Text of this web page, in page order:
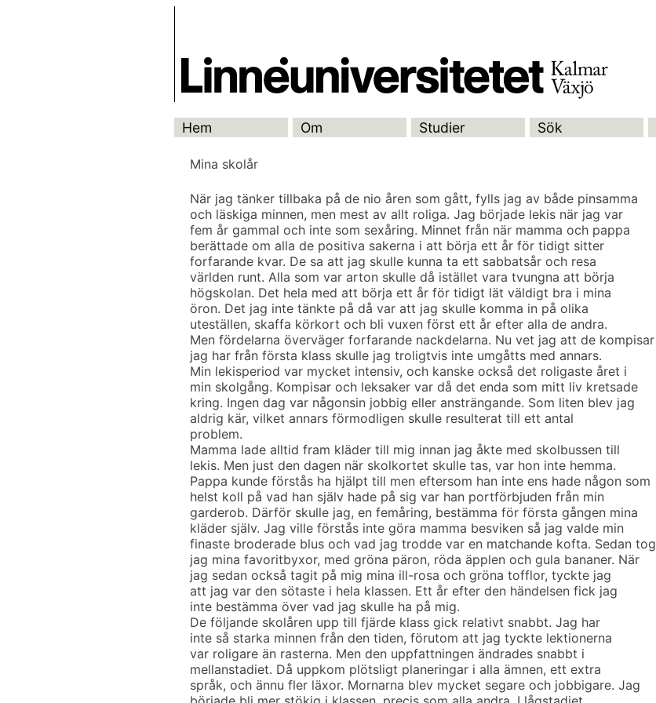
Hem Om Studier Sök
Mina skolår
När jag tänker tillbaka på de nio åren som gått, fylls jag av både pinsamma
och läskiga minnen, men mest av allt roliga. Jag började lekis när jag var
fem år gammal och inte som sexåring. Minnet från när mamma och pappa
berättade om alla de positiva sakerna i att börja ett år för tidigt sitter
forfarande kvar. De sa att jag skulle kunna ta ett sabbatsår och resa
världen runt. Alla som var arton skulle då istället vara tvungna att börja
högskolan. Det hela med att börja ett år för tidigt lät väldigt bra i mina
öron. Det jag inte tänkte på då var att jag skulle komma in på olika
uteställen, skaffa körkort och bli vuxen först ett år efter alla de andra.
Men fördelarna överväger forfarande nackdelarna. Nu vet jag att de kompisar
jag har från första klass skulle jag troligtvis inte umgåtts med annars.
Min lekisperiod var mycket intensiv, och kanske också det roligaste året i
min skolgång. Kompisar och leksaker var då det enda som mitt liv kretsade
kring. Ingen dag var någonsin jobbig eller ansträngande. Som liten blev jag
aldrig kär, vilket annars förmodligen skulle resulterat till ett antal
problem.
Mamma lade alltid fram kläder till mig innan jag åkte med skolbussen till
lekis. Men just den dagen när skolkortet skulle tas, var hon inte hemma.
Pappa kunde förstås ha hjälpt till men eftersom han inte ens hade någon som
helst koll på vad han själv hade på sig var han portförbjuden från min
garderob. Därför skulle jag, en femåring, bestämma för första gången mina
kläder själv. Jag ville förstås inte göra mamma besviken så jag valde min
finaste broderade blus och vad jag trodde var en matchande kofta. Sedan tog
jag mina favoritbyxor, med gröna päron, röda äpplen och gula bananer. När
jag sedan också tagit på mig mina ill-rosa och gröna tofflor, tyckte jag
att jag var den sötaste i hela klassen. Ett år efter den händelsen fick jag
inte bestämma över vad jag skulle ha på mig.
De följande skolåren upp till fjärde klass gick relativt snabbt. Jag har
inte så starka minnen från den tiden, förutom att jag tyckte lektionerna
var roligare än rasterna. Men den uppfattningen ändrades snabbt i
mellanstadiet. Då uppkom plötsligt planeringar i alla ämnen, ett extra
språk, och ännu fler läxor. Mornarna blev mycket segare och jobbigare. Jag